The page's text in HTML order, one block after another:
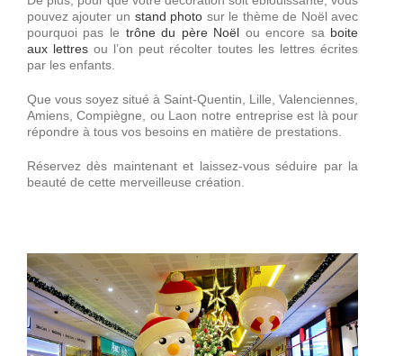
pouvez ajouter un stand photo sur le thème de Noël avec
pourquoi pas le trône du père Noël ou encore sa boite
aux lettres ou l’on peut récolter toutes les lettres écrites
par les enfants.
Que vous soyez situé à Saint-Quentin, Lille, Valenciennes,
Amiens, Compiègne, ou Laon notre entreprise est là pour
répondre à tous vos besoins en matière de prestations.
Réservez dès maintenant et laissez-vous séduire par la
beauté de cette merveilleuse création.